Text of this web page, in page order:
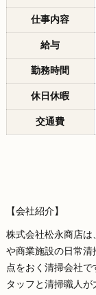
仕事内容
給与
勤務時間
休日休暇
交通費
【会社紹介】
株式会社松永商店
や商業施設の日常
点をおく清掃会社
タッフと清掃職人